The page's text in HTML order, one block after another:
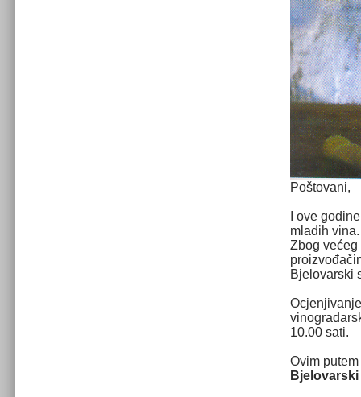
Poštovani,
I ove
mladih
Zbog
Bjelovarski
10.00 sati.
Ovim